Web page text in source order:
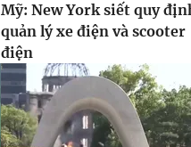
Mỹ: New York siết quy
quản lý xe điện và scooter
điện